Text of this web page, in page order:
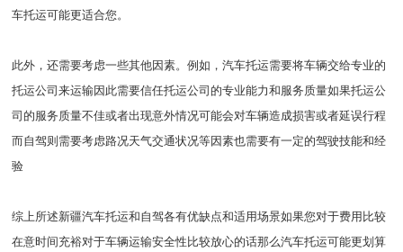
车托运可能更适合您。
此外，还需要考虑一些其他因素。例如，汽车托运需要将车辆交给专业的
托运公司来运输因此需要信任托运公司的专业能力和服务质量如果托运公
司的服务质量不佳或者出现意外情况可能会对车辆造成损害或者延误行程
而自驾则需要考虑路况天气交通状况等因素也需要有一定的驾驶技能和经
验
综上所述新疆汽车托运和自驾各有优缺点和适用场景如果您对于费用比较
在意时间充裕对于车辆运输安全性比较放心的话那么汽车托运可能更划算